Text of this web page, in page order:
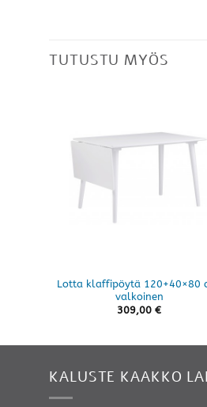
TUTUSTU MYÖS
Lotta klaffipöytä 120+40×80
valkoinen
309,00 €
KALUSTE KAAKKO